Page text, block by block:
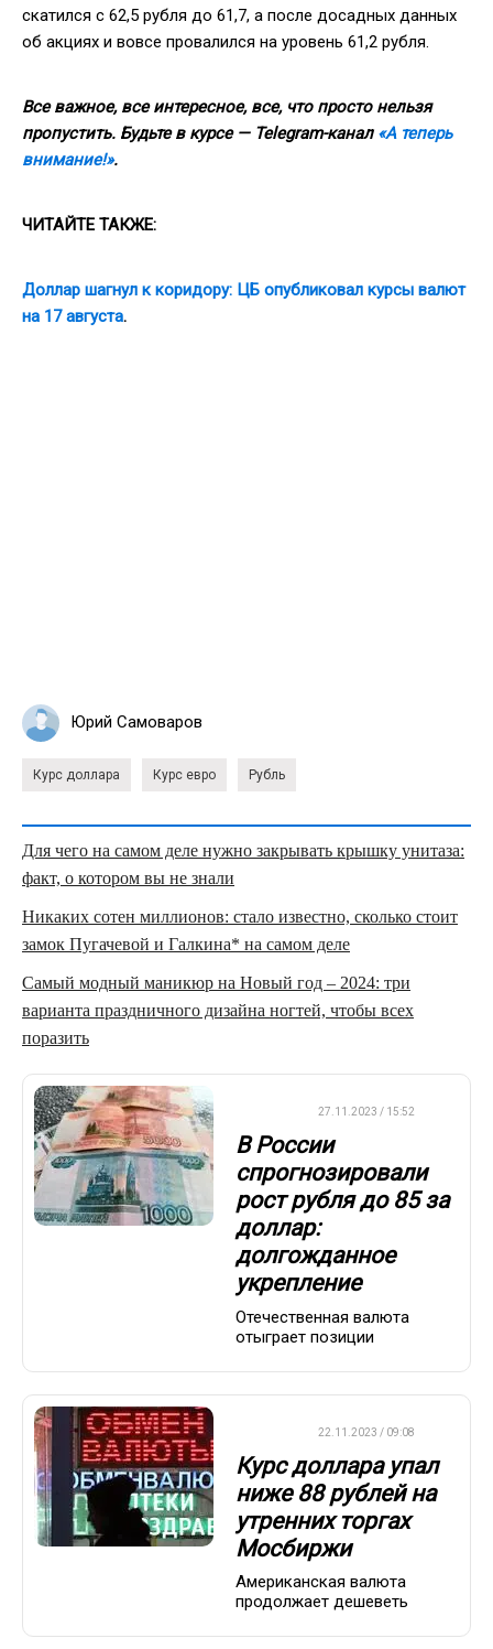
скатился с 62,5 рубля до 61,7, а после досадных данных
об акциях и вовсе провалился на уровень 61,2 рубля.
Все важное, все интересное, все, что просто нельзя
пропустить. Будьте в курсе — Telegram-канал «А теперь
внимание!».
ЧИТАЙТЕ ТАКЖЕ:
Доллар шагнул к коридору: ЦБ опубликовал курсы валют
на 17 августа.
Юрий Самоваров
Курс доллара Курс евро Рубль
Для чего на самом деле нужно закрывать крышку унитаза:
факт, о котором вы не знали
Никаких сотен миллионов: стало известно, сколько стоит
замок Пугачевой и Галкина* на самом деле
Самый модный маникюр на Новый год – 2024: три
варианта праздничного дизайна ногтей, чтобы всех
поразить
27.11.2023 / 15:52
В России
спрогнозировали
рост рубля до 85 за
доллар:
долгожданное
укрепление
Отечественная валюта
отыграет позиции
22.11.2023 / 09:08
Курс доллара упал
ниже 88 рублей на
утренних торгах
Мосбиржи
Американская валюта
продолжает дешеветь